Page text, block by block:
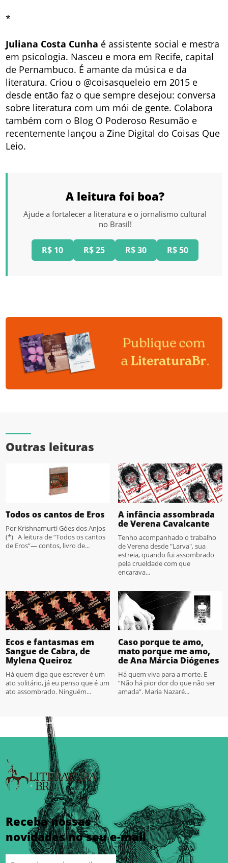
*
Juliana Costa Cunha é assistente social e mestra
em psicologia. Nasceu e mora em Recife, capital
de Pernambuco. É amante da música e da
literatura. Criou o @coisasqueleio em 2015 e
desde então faz o que sempre desejou: conversa
sobre literatura com um mói de gente. Colabora
também com o Blog O Poderoso Resumão e
recentemente lançou a Zine Digital do Coisas Que
Leio.
A leitura foi boa?
Ajude a fortalecer a literatura e o jornalismo cultural
no Brasil!
R$ 10 R$ 25 R$ 30 R$ 50
Outras leituras
Todos os cantos de Eros
Por Krishnamurti Góes dos Anjos
(*) A leitura de “Todos os cantos
de Eros”— contos, livro de...
A infância assombrada
de Verena Cavalcante
Tenho acompanhado o trabalho
de Verena desde "Larva", sua
estreia, quando fui assombrado
pela crueldade com que
encarava...
Ecos e fantasmas em
Sangue de Cabra, de
Mylena Queiroz
Há quem diga que escrever é um
ato solitário, já eu penso que é um
ato assombrado. Ninguém...
Caso porque te amo,
mato porque me amo,
de Ana Márcia Diógenes
Há quem viva para a morte. E
“Não há pior dor do que não ser
amada”. Maria Nazaré...
Receba nossas
novidades no seu e-mail